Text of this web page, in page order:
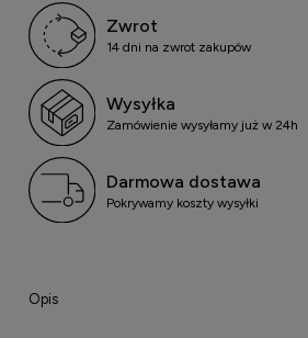
Zwrot
14 dni na zwrot zakupów
Wysyłka
Zamówienie wysyłamy już w 24h
Darmowa dostawa
Pokrywamy koszty wysyłki
Opis